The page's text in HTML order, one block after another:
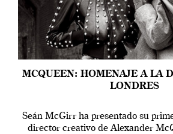
MCQUEEN: HOMENAJE A LA
LONDRES
Seán McGirr ha presentado su
director creativo de Alexander